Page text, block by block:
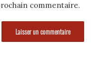
commentaire.